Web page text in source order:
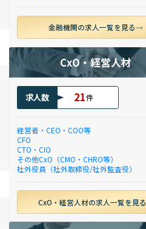
金融機関の求人一覧を見る
CxO・経営人材
求人数 21件
経営者・CEO・COO等
CFO
CTO・CIO
その他CxO（CMO・CHRO等）
社外役員（社外取締役/社外監査役）
CxO・経営人材の求人一覧を見る